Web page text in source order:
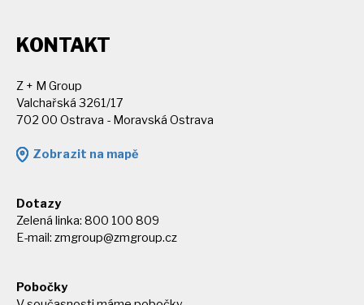
KONTAKT
Z + M Group
Valchařská 3261/17
702 00 Ostrava - Moravská Ostrava
Zobrazit na mapě
Dotazy
Zelená linka: 800 100 809
E-mail: zmgroup@zmgroup.cz
Pobočky